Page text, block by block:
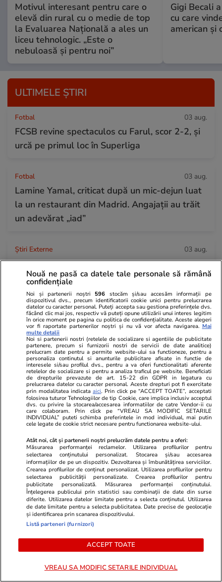
Motivul interesant pentru care o
elevă din rural cu o medie de top
la Evaluarea Națională a ales un
liceu tehnologic. „Este o
nebuloasă și pentru noi”
Gigi Becali
cu care
american și
ULTIMELE ȘTIRI
Fotbal 03 aug.
FCSB revine spectaculos cu Farul, scor 2-2, și
urcă pe primul loc în Superliga
Fotbal 03 aug.
Lamine Yamal, criticat după un mic-dejun luat
la un restaurant din Madrid. Angajații au trăit
un adevărat „iad”
Știri Externe 03 aug.
Un proprietar s-a mutat peste chiriașii care
refuzau să plece: cum a reușit să își recupereze
casa din Franța
Știri Externe 03 aug.
Cea mai mare galaxie cunoscută a fost
măsurată cu precizie de astronomi, iar
rezultatul sfidează imaginația: „Dacă am fi în
mijlocul ei, stelele ar lumina cerul aproape ca
ziua”
Citește mai multe
TRENDING
Horoscop 03 aug.
Horoscop 4 august 2026. Capricornilor le este
greu să aibă răbdare într-un context atât de
dinamic, dar ei știu că nu se poate altfel
Știri România 03 aug.
Nivelul apei la Cernavodă s-a stabilizat după
Nouă ne pasă ca datele tale personale să rămână
confidențiale
Noi și partenerii noștri 596 stocăm și/sau accesăm informații pe
dispozitivul dvs., precum identificatorii cookie unici pentru prelucrarea
datelor cu caracter personal. Puteți accepta sau gestiona preferințele dvs.
făcând clic mai jos, respectiv vă puteți opune utilizării unui interes legitim
în orice moment pe pagina cu politica de confidențialitate. Aceste alegeri
vor fi raportate partenerilor noștri și nu vă vor afecta navigarea. Mai
multe detalii
Noi si partenerii nostri (retelele de socializare si agentiile de publicitate
partenere, precum si furnizorii nostri de servicii de date analitice)
prelucram date pentru a permite website-ului sa functioneze, pentru a
personaliza continutul si anunturile publicitare afisate in functie de
interesele si/sau profilul dvs., pentru a va oferi functionalitati aferente
retelelor de socializare si pentru a analiza traficul pe website. Beneficiati
de drepturile prevazute de art. 15-22 din GDPR in legatura cu
prelucrarea datelor cu caracter personal. Aceste drepturi pot fi exercitate
prin modalitatea indicataaici. Prin click pe “ACCEPT TOATE”, acceptati
folosirea tuturor Tehnologiilor de tip Cookie, care implica inclusiv acceptul
dvs. cu privire la stocarea/accesarea informatiilor de catre Vendor-ii cu
care colaboram. Prin click pe “VREAU SA MODIFIC SETARILE
INDIVIDUAL” puteti schimba preferintele in mod individual, mai putin
cele legate de cookie strict necesare pentru functionarea website-ului.
Atât noi, cât și partenerii noștri prelucrăm datele pentru a oferi:
Măsurarea performanței reclamelor. Utilizarea profilurilor pentru
selectarea conținutului personalizat. Stocarea și/sau accesarea
informațiilor de pe un dispozitiv. Dezvoltarea și îmbunătățirea serviciilor.
Crearea profilurilor de conținut personalizat. Utilizarea profilurilor pentru
selectarea publicității personalizate. Crearea profilurilor pentru
publicitate personalizată. Măsurarea performanței conținutului.
Înțelegerea publicului prin statistici sau combinații de date din surse
diferite. Utilizarea datelor limitate pentru a selecta conținutul. Utilizarea
de date limitate pentru a selecta publicitatea. Date precise de geolocație
și identificarea prin scanarea dispozitivului.
Listă parteneri (furnizori)
ACCEPT TOATE
VREAU SA MODIFIC SETARILE INDIVIDUAL